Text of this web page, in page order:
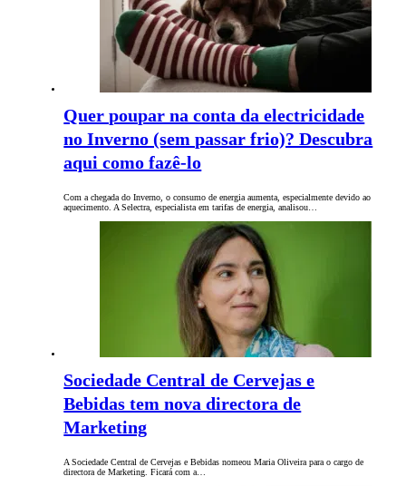
Quer poupar na conta da electricidade
no Inverno (sem passar frio)? Descubra
aqui como fazê-lo
Com a chegada do Inverno, o consumo de energia aumenta, especialmente devido ao
aquecimento. A Selectra, especialista em tarifas de energia, analisou…
Sociedade Central de Cervejas e
Bebidas tem nova directora de
Marketing
A Sociedade Central de Cervejas e Bebidas nomeou Maria Oliveira para o cargo de
directora de Marketing. Ficará com a…